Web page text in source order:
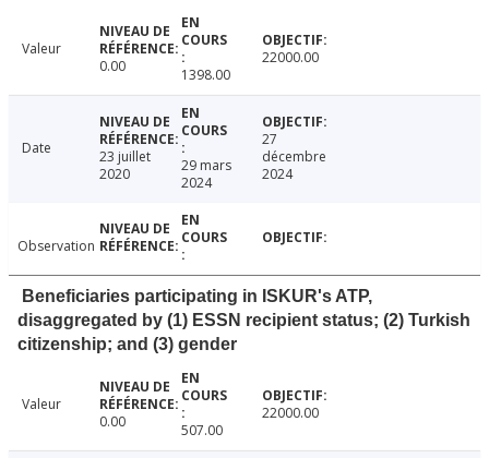
Valeur
0.00
1398.00
22000.00
Date
23 juillet
2020
29 mars
2024
27
décembre
2024
Observation
Beneficiaries participating in ISKUR's ATP,
disaggregated by (1) ESSN recipient status; (2) Turkish
citizenship; and (3) gender
Valeur
0.00
507.00
22000.00